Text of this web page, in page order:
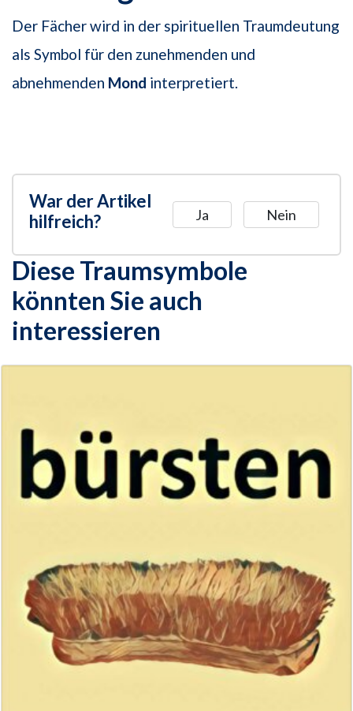
Der Fächer wird in der spirituellen Traumdeutung
als Symbol für den zunehmenden und
abnehmenden Mond interpretiert.
War der Artikel
hilfreich?
Ja Nein
Diese Traumsymbole
könnten Sie auch
interessieren